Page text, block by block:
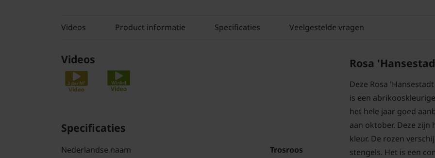
Videos Product informatie Specificaties Veelgestelde vragen
Videos
Specificaties
Nederlandse naam Trosroos
Rosa
Deze Rosa
is een
het hele jaar goed
aan oktober. Deze
kleur. De rozen
stengels. Het is een